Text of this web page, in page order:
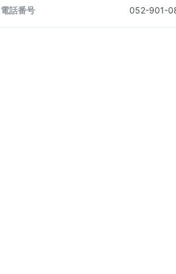
電話番号 052-901-